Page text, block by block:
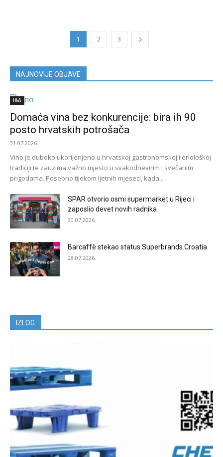
1 2 3
NAJNOVIJE OBJAVE
I&A
Domaća vina bez konkurencije: bira ih 90
posto hrvatskih potrošača
31.07.2026.
Vino je duboko ukorijenjeno u hrvatskoj gastronomskoj i enološkoj
tradiciji te zauzima važno mjesto u svakodnevnim i svečanim
prigodama. Posebno tijekom ljetnih mjeseci, kada...
SPAR otvorio osmi supermarket u Rijeci i
zaposlio devet novih radnika
30.07.2026.
Barcaffè stekao status Superbrands Croatia
28.07.2026.
IZLOG